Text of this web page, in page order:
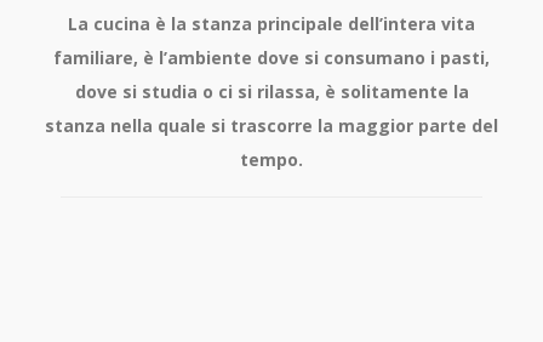
La cucina è la stanza principale dell’intera vita
familiare, è l’ambiente dove si consumano i pasti,
dove si studia o ci si rilassa, è solitamente la
stanza nella quale si trascorre la maggior parte del
tempo.